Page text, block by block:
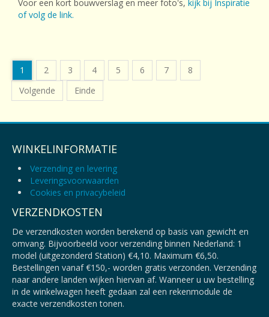
Voor een kort bouwverslag en meer foto's, kijk bij Inspiratie
of volg de link.
1 2 3 4 5 6 7
8
Volgende
Einde
WINKELINFORMATIE
Verzending en levering
Leveringsvoorwaarden
Cookies en privacybeleid
VERZENDKOSTEN
De verzendkosten worden berekend op basis van gewicht en
omvang. Bijvoorbeeld voor verzending binnen Nederland: 1
model (uitgezonderd Station) €4,10. Maximum €6,50.
Bestellingen vanaf €150,- worden gratis verzonden. Verzending
naar andere landen wijken hiervan af. Wanneer u uw bestelling
in de winkelwagen heeft gedaan zal een rekenmodule de
exacte verzendkosten tonen.